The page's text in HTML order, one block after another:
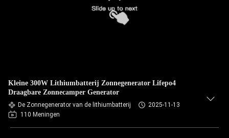
Kleine 300W Lithiumbatterij Zonnegenerator Lifepo4
Draagbare Zonnecamper Generator
De Zonnegenerator van de lithiumbatterij
2025-11-13
110 Meningen